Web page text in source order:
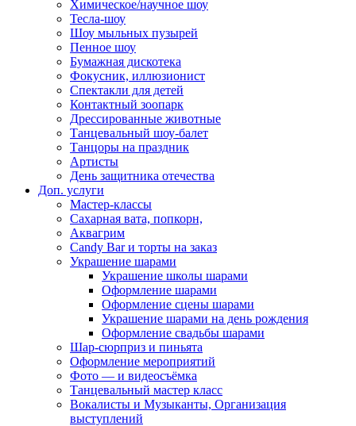
Химическое/научное шоу
Тесла-шоу
Шоу мыльных пузырей
Пенное шоу
Бумажная дискотека
Фокусник, иллюзионист
Спектакли для детей
Контактный зоопарк
Дрессированные животные
Танцевальный шоу-балет
Танцоры на праздник
Артисты
День защитника отечества
Доп. услуги
Мастер-классы
Сахарная вата, попкорн,
Аквагрим
Candy Bar и торты на заказ
Украшение шарами
Украшение школы шарами
Оформление шарами
Оформление сцены шарами
Украшение шарами на день рождения
Оформление свадьбы шарами
Шар-сюрприз и пиньята
Оформление мероприятий
Фото — и видеосъёмка
Танцевальный мастер класс
Вокалисты и Музыканты, Организация
выступлений